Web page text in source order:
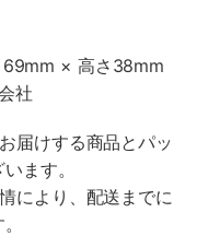
× 高さ38mm
社
届けする商品とパッ
ます。
により、配送までに